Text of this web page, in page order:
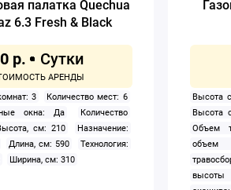
палатка Quechua
6.3 Fresh & Black
р.
3
Количество мест: 6
окна: Да
Количество
см: 210
Назначение:
Длина, см: 590
Технология:
Ширина, см: 310
Высота
Высота
Объем
объем